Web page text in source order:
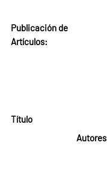
Publicación de
Artículos:
Título
Autores